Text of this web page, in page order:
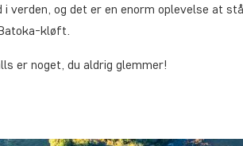
og det er en enorm oplevelse at
kløft.
er noget, du aldrig glemmer!